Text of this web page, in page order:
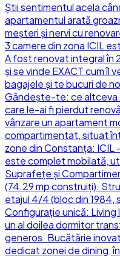
Știi sentimentul acela
apartamentul arată
meșteri și nervi cu
3 camere din zona ICIL
A fost renovat integral în
și se vinde EXACT cum îl
bagajele și te bucuri de
Gândește-te: ce altceva
care le-ai fi pierdut
vânzare un apartament
compartimentat, situat
zone din Constanța: ICIL
este complet mobilată,
Suprafețe și
(74.29 mp construiți).
etajul 4/4 (bloc din
Configurație unică: Living
un al doilea dormitor
generos. Bucătărie
dedicat zonei de dining,